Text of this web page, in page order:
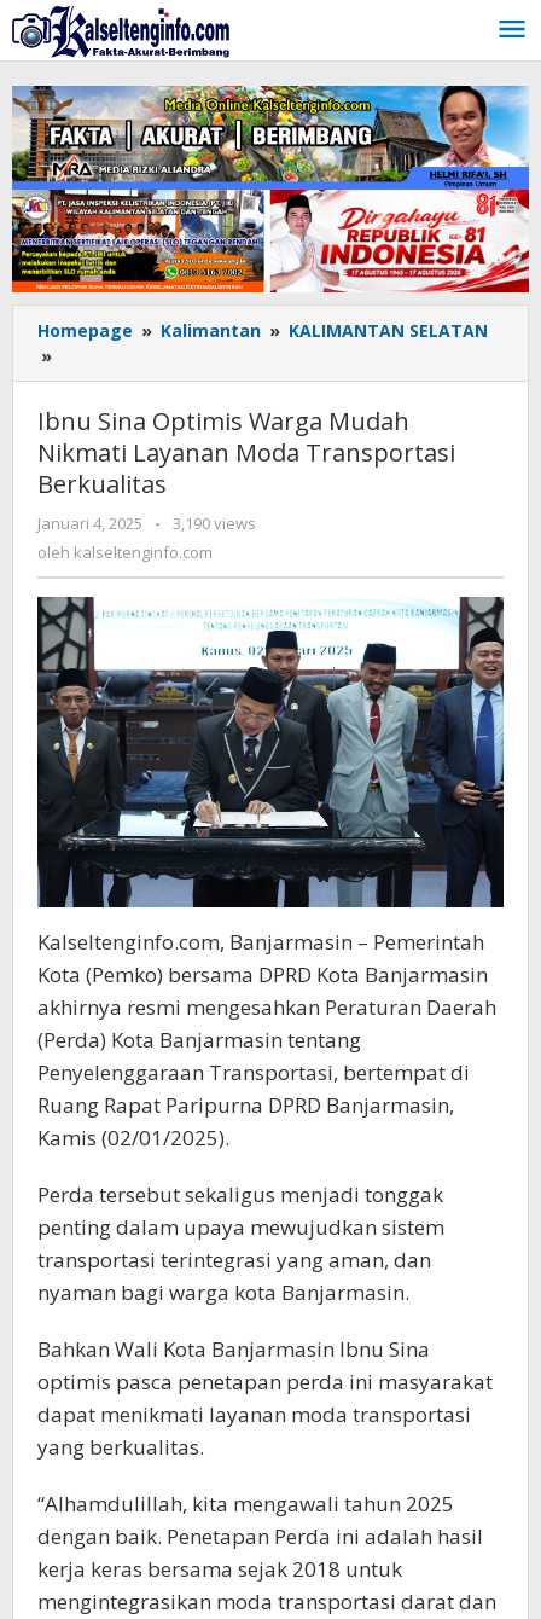
Lewati
ke
konten
Homepage » Kalimantan » KALIMANTAN SELATAN
»
Sina
Warga
Mudah
Nikmati
Moda
Transportasi
Berkualitas
Ibnu Sina Optimis Warga Mudah
Nikmati Layanan Moda Transportasi
Berkualitas
Januari 4, 2025
oleh
kalseltenginfo.com
-
3,190 views
oleh kalseltenginfo.com
Kalseltenginfo.com, Banjarmasin – Pemerintah
Kota (Pemko) bersama DPRD Kota Banjarmasin
akhirnya resmi mengesahkan Peraturan Daerah
(Perda) Kota Banjarmasin tentang
Penyelenggaraan Transportasi, bertempat di
Ruang Rapat Paripurna DPRD Banjarmasin,
Kamis (02/01/2025).
Perda tersebut sekaligus menjadi tonggak
penting dalam upaya mewujudkan sistem
transportasi terintegrasi yang aman, dan
nyaman bagi warga kota Banjarmasin.
Bahkan Wali Kota Banjarmasin Ibnu Sina
optimis pasca penetapan perda ini masyarakat
dapat menikmati layanan moda transportasi
yang berkualitas.
“Alhamdulillah, kita mengawali tahun 2025
dengan baik. Penetapan Perda ini adalah hasil
kerja keras bersama sejak 2018 untuk
mengintegrasikan moda transportasi darat dan